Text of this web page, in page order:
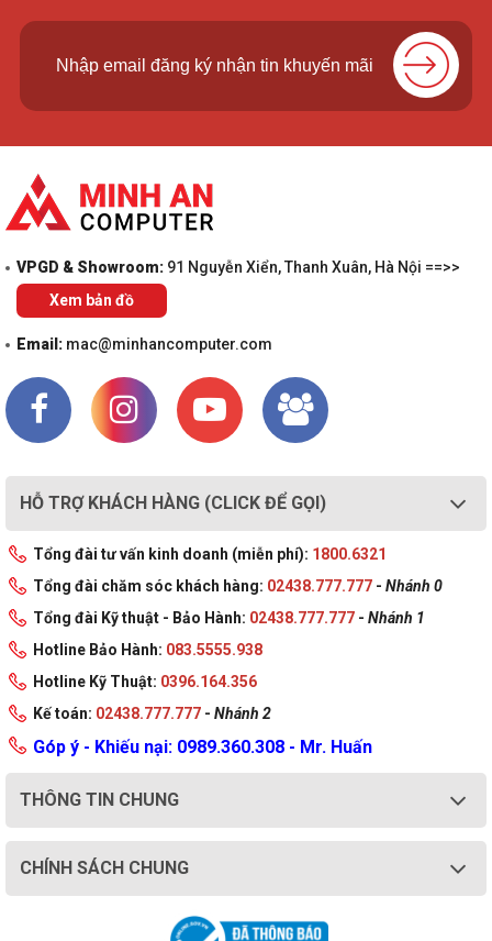
VPGD & Showroom: 91 Nguyễn Xiển, Thanh Xuân, Hà Nội ==>>
Xem bản đồ
Email: mac@minhancomputer.com
HỖ TRỢ KHÁCH HÀNG (CLICK ĐỂ GỌI)
Tổng đài tư vấn kinh doanh (miễn phí): 1800.6321
Tổng đài chăm sóc khách hàng: 02438.777.777 - Nhánh 0
Tổng đài Kỹ thuật - Bảo Hành: 02438.777.777 - Nhánh 1
Hotline Bảo Hành: 083.5555.938
Hotline Kỹ Thuật: 0396.164.356
Kế toán: 02438.777.777 - Nhánh 2
Góp ý - Khiếu nại: 0989.360.308 - Mr. Huấn
THÔNG TIN CHUNG
CHÍNH SÁCH CHUNG